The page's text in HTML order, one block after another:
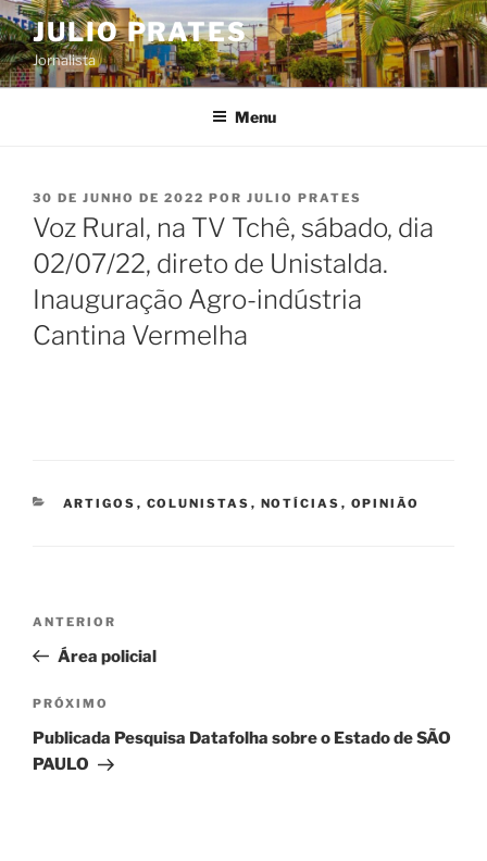
Pular
para
o
conteúdo
JULIO PRATES
Jornalista
Menu
PUBLICADO
EM
30 DE JUNHO DE 2022 POR JULIO PRATES
Voz Rural, na TV Tchê, sábado, dia
02/07/22, direto de Unistalda.
Inauguração Agro-indústria
Cantina Vermelha
CATEGORIAS
ARTIGOS , COLUNISTAS , NOTÍCIAS , OPINIÃO
Post
Post
anterior
ANTERIOR
Área policial
Próximo
post
PRÓXIMO
Publicada Pesquisa Datafolha sobre o Estado de SÃO
PAULO